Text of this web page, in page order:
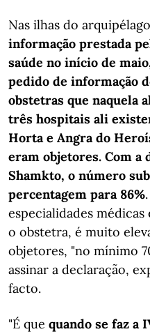
Nas ilhas do
informação prestada
saúde no início de
pedido de informação
obstetras que naquela
três hospitais ali
Horta e Angra do
eram objetores. Com a
Shamkto, o número
percentagem para 86%
especialidades
o obstetra, é muito
objetores, "no mínimo
assinar a declaração,
facto.
"É que quando se faz a